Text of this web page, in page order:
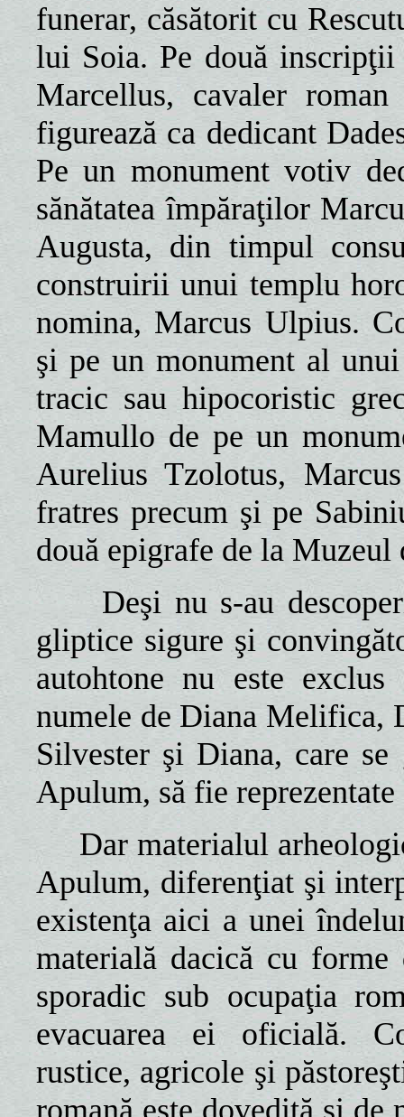
funerar, căsătorit cu
lui Soia. Pe două
Marcellus, cavaler
figurează ca dedicant
Pe un monument votiv
sănătatea împăraţilor
Augusta, din timpul
construirii unui templu
nomina, Marcus Ulpius.
şi pe un monument al
tracic sau hipocoristic
Mamullo de pe un
Aurelius Tzolotus,
fratres precum şi pe
două epigrafe de la Muzeul
Deşi nu s-au
gliptice sigure şi
autohtone nu este
numele de Diana Melifica,
Silvester şi Diana, care se
Apulum, să fie
Dar materialul
Apulum, diferenţiat şi
existenţa aici a unei
materială dacică cu forme
sporadic sub ocupaţia
evacuarea ei oficială.
rustice, agricole şi
romană este dovedită şi